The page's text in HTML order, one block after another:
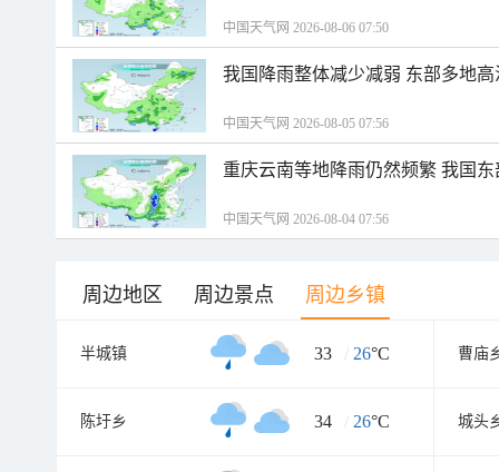
中国天气网 2026-08-06 07:50
我国降雨整体减少减弱 东部多地
中国天气网 2026-08-05 07:56
重庆云南等地降雨仍然频繁 我国
中国天气网 2026-08-04 07:56
周边地区 周边景点 周边乡镇
半城镇 33 / 26°C 曹庙
陈圩乡 34 / 26°C 城头